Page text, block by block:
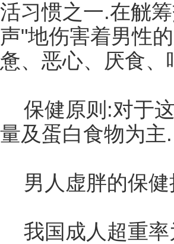
活习惯之一.在觥
声"地伤害着男性
惫、恶心、厌食、
保健原则:对于
量及蛋白食物为主.
男人虚胖的保健
我国成人超重率